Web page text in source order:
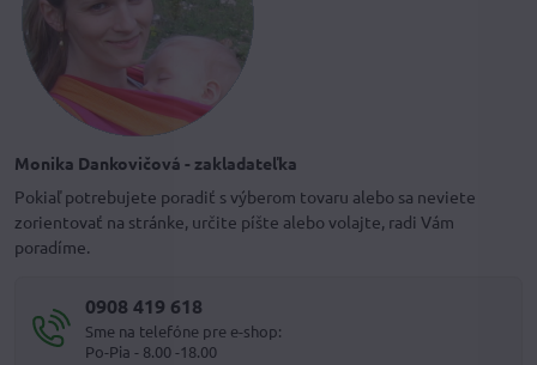
Monika Dankovičová - zakladateľka
Pokiaľ potrebujete poradiť s výberom tovaru alebo sa neviete
zorientovať na stránke, určite píšte alebo volajte, radi Vám
poradíme.
0908 419 618
Sme na telefóne pre e-shop:
Po-Pia - 8.00 -18.00